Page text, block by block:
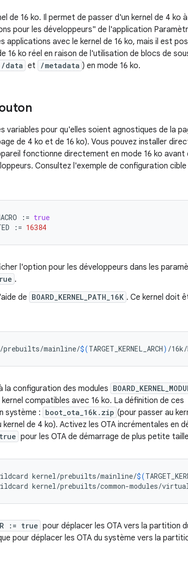
de 16 ko. Il permet de passer d'un kernel de 4 ko à
pour les développeurs" de l'application
avec le kernel de 16 ko, mais il est
16 ko réel en raison de l'utilisation de blocs de
/data et /metadata ) en mode 16 ko.
variables pour qu'elles soient agnostiques de la
de 4 ko et de 16 ko). Vous pouvez installer
fonctionne directement en mode 16 ko avant
Consultez l'exemple de configuration cible
: = true
: = 16384
l'option pour les développeurs dans les
.
de BOARD_KERNEL_PATH_16K . Ce kernel doit
prebuilts/mainline/$(TARGET_KERNEL_ARCH)
la configuration des modules
compatibles avec 16 ko. La définition de ces
système : boot_ota_16k.zip (pour passer au
kernel de 4 ko). Activez les OTA incrémentales en
true pour les OTA de démarrage de plus petite
kernel/prebuilts/mainline/$(
kernel/prebuilts/common-modules/
:= true pour déplacer les OTA vers la partition
pour déplacer les OTA du système vers la